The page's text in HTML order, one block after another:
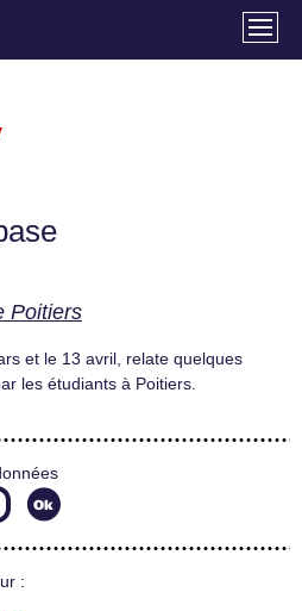
Poitiers
et le 13 avril, relate quelques
les étudiants à Poitiers.
: